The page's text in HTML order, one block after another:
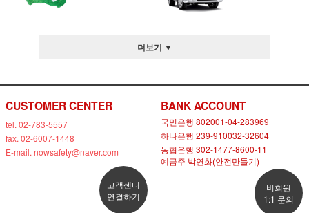
더보기 ▼
CUSTOMER CENTER
tel. 02-783-5557
fax. 02-6007-1448
E-mail. nowsafety@naver.com
고객센터
연결하기
BANK ACCOUNT
국민은행 802001-04-283969
하나은행 239-910032-32604
농협은행 302-1477-8600-11
예금주 박연화(안전만들기)
비회원
1:1 문의